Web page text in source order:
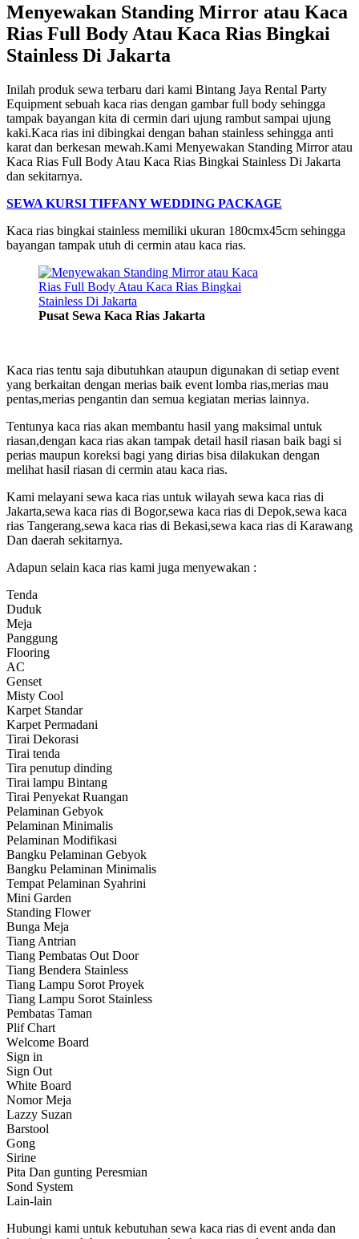
Menyewakan Standing Mirror atau Kaca
Rias Full Body Atau Kaca Rias Bingkai
Stainless Di Jakarta
Inilah produk sewa terbaru dari kami Bintang Jaya Rental Party
Equipment sebuah kaca rias dengan gambar full body sehingga
tampak bayangan kita di cermin dari ujung rambut sampai ujung
kaki.Kaca rias ini dibingkai dengan bahan stainless sehingga anti
karat dan berkesan mewah.Kami Menyewakan Standing Mirror atau
Kaca Rias Full Body Atau Kaca Rias Bingkai Stainless Di Jakarta
dan sekitarnya.
SEWA KURSI TIFFANY WEDDING PACKAGE
Kaca rias bingkai stainless memiliki ukuran 180cmx45cm sehingga
bayangan tampak utuh di cermin atau kaca rias.
Pusat Sewa Kaca Rias Jakarta
Kaca rias tentu saja dibutuhkan ataupun digunakan di setiap event
yang berkaitan dengan merias baik event lomba rias,merias mau
pentas,merias pengantin dan semua kegiatan merias lainnya.
Tentunya kaca rias akan membantu hasil yang maksimal untuk
riasan,dengan kaca rias akan tampak detail hasil riasan baik bagi si
perias maupun koreksi bagi yang dirias bisa dilakukan dengan
melihat hasil riasan di cermin atau kaca rias.
Kami melayani sewa kaca rias untuk wilayah sewa kaca rias di
Jakarta,sewa kaca rias di Bogor,sewa kaca rias di Depok,sewa kaca
rias Tangerang,sewa kaca rias di Bekasi,sewa kaca rias di Karawang
Dan daerah sekitarnya.
Adapun selain kaca rias kami juga menyewakan :
Tenda
Duduk
Meja
Panggung
Flooring
AC
Genset
Misty Cool
Karpet Standar
Karpet Permadani
Tirai Dekorasi
Tirai tenda
Tira penutup dinding
Tirai lampu Bintang
Tirai Penyekat Ruangan
Pelaminan Gebyok
Pelaminan Minimalis
Pelaminan Modifikasi
Bangku Pelaminan Gebyok
Bangku Pelaminan Minimalis
Tempat Pelaminan Syahrini
Mini Garden
Standing Flower
Bunga Meja
Tiang Antrian
Tiang Pembatas Out Door
Tiang Bendera Stainless
Tiang Lampu Sorot Proyek
Tiang Lampu Sorot Stainless
Pembatas Taman
Plif Chart
Wеlсоmе Board
Sign іn
Sign Out
White Board
Nomor Meja
Lazzy Suzan
Barstool
Gong
Sirine
Pita Dan gunting Peresmian
Sond System
Lain-lain
Hubungi kami untuk kebutuhan sewa kaca rias di event anda dan